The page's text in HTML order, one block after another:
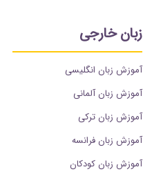
زبان خارجی
آموزش زبان انگلیسی
آموزش زبان آلمانی
آموزش زبان ترکی
آموزش زبان فرانسه
آموزش زبان کودکان